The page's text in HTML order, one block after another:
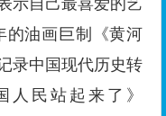
示自己最喜爱的艺
的油画巨制《黄河
录中国现代历史转
民站起来了》